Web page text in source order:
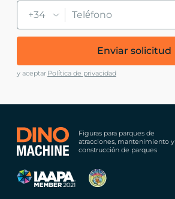
+34
Enviar solicitud
y aceptar Política de privacidad
Figuras para parques de
atracciones, mantenimiento y
construcción de parques